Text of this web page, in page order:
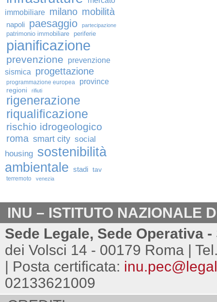
immobiliare milano mobilità
napoli paesaggio partecipazione
patrimonio immobiliare periferie
pianificazione
prevenzione
prevenzione
sismica
progettazione
programmazione europea province
regioni rifiuti
rigenerazione
riqualificazione
rischio idrogeologico
roma smart city social
housing sostenibilità
ambientale stadi tav
terremoto venezia
INU – ISTITUTO NAZIONALE
Sede Legale, Sede Operativa
dei Volsci 14 - 00179 Roma |
| Posta certificata:
02133621009